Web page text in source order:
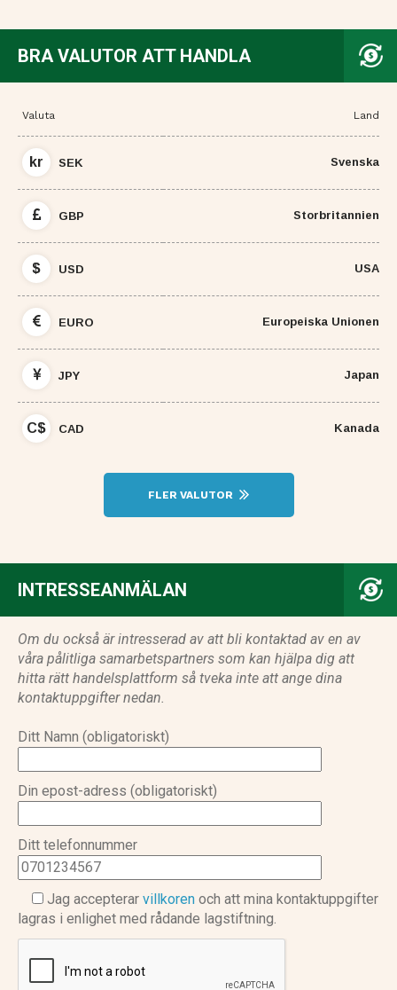
BRA VALUTOR ATT HANDLA
Valuta Land
kr SEK Svenska
GBP Storbritannien
$ USD USA
EURO Europeiska Unionen
JPY Japan
C$ CAD Kanada
FLER VALUTOR
INTRESSEANMÄLAN
Om du också är intresserad av att bli kontaktad av en av
våra pålitliga samarbetspartners som kan hjälpa dig att
hitta rätt handelsplattform så tveka inte att ange dina
kontaktuppgifter nedan.
Ditt Namn (obligatoriskt)
Din epost-adress (obligatoriskt)
Ditt telefonnummer
Jag accepterar villkoren och att mina kontaktuppgifter
lagras i enlighet med rådande lagstiftning.